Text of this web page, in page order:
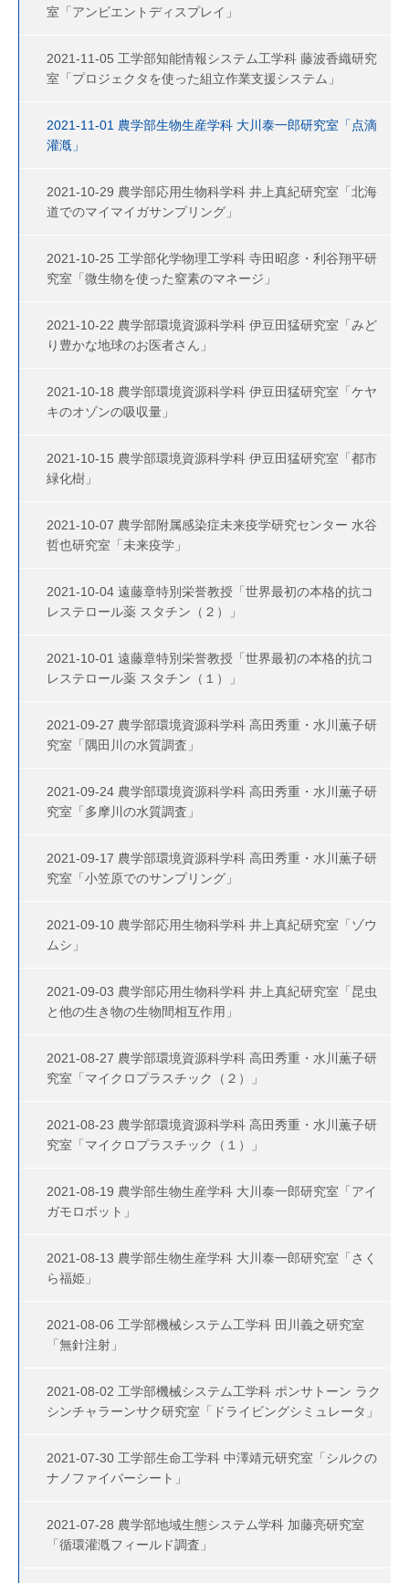
室「アンビエントディスプレイ」
2021-11-05 工学部知能情報システム工学科 藤波香織研究
室「プロジェクタを使った組立作業支援システム」
2021-11-01 農学部生物生産学科 大川泰一郎研究室「点滴
灌漑」
2021-10-29 農学部応用生物科学科 井上真紀研究室「北海
道でのマイマイガサンプリング」
2021-10-25 工学部化学物理工学科 寺田昭彦・利谷翔平研
究室「微生物を使った窒素のマネージ」
2021-10-22 農学部環境資源科学科 伊豆田猛研究室「みど
り豊かな地球のお医者さん」
2021-10-18 農学部環境資源科学科 伊豆田猛研究室「ケヤ
キのオゾンの吸収量」
2021-10-15 農学部環境資源科学科 伊豆田猛研究室「都市
緑化樹」
2021-10-07 農学部附属感染症未来疫学研究センター 水谷
哲也研究室「未来疫学」
2021-10-04 遠藤章特別栄誉教授「世界最初の本格的抗コ
レステロール薬 スタチン（２）」
2021-10-01 遠藤章特別栄誉教授「世界最初の本格的抗コ
レステロール薬 スタチン（１）」
2021-09-27 農学部環境資源科学科 高田秀重・水川薫子研
究室「隅田川の水質調査」
2021-09-24 農学部環境資源科学科 高田秀重・水川薫子研
究室「多摩川の水質調査」
2021-09-17 農学部環境資源科学科 高田秀重・水川薫子研
究室「小笠原でのサンプリング」
2021-09-10 農学部応用生物科学科 井上真紀研究室「ゾウ
ムシ」
2021-09-03 農学部応用生物科学科 井上真紀研究室「昆虫
と他の生き物の生物間相互作用」
2021-08-27 農学部環境資源科学科 高田秀重・水川薫子研
究室「マイクロプラスチック（２）」
2021-08-23 農学部環境資源科学科 高田秀重・水川薫子研
究室「マイクロプラスチック（１）」
2021-08-19 農学部生物生産学科 大川泰一郎研究室「アイ
ガモロボット」
2021-08-13 農学部生物生産学科 大川泰一郎研究室「さく
ら福姫」
2021-08-06 工学部機械システム工学科 田川義之研究室
「無針注射」
2021-08-02 工学部機械システム工学科 ポンサトーン ラク
シンチャラーンサク研究室「ドライビングシミュレータ」
2021-07-30 工学部生命工学科 中澤靖元研究室「シルクの
ナノファイバーシート」
2021-07-28 農学部地域生態システム学科 加藤亮研究室
「循環灌漑フィールド調査」